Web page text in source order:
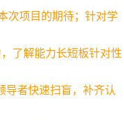
次项目的期待；针对学
了解能力长短板针对性
导者快速扫盲，补齐认